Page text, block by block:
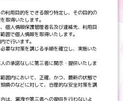
利用目的をできる限り特定し、その目的の
取得いたします。
個人情報保護管理者名及び連絡先、利用目
囲で個人情報を取得いたします。
で行います。
要な対策を講じる手順を確立し、実施いた
の承諾なしに第三者に開示・提供いたしま
囲内において、正確、かつ、最新の状態で
損のなどに対して、合理的な安全対策を講
は、漏洩や第三者への提供を行わないよ